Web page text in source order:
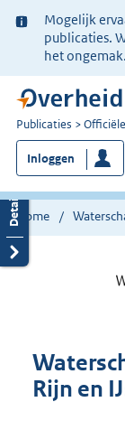
Ter
informatie:
Mogelijk
publicaties.
het ongemak.
U
bent
nu
hier:
Publicaties
Inloggen
Home
Rijn en